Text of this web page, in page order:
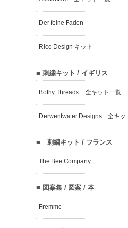
Der feine Faden
Rico Design キット
■ 刺繍キット / イギリス
Bothy Threads 全キット一覧
Derwentwater Designs 全キッ
■ 刺繍キット / フランス
The Bee Company
■ 図案集 / 図案 / 本
Fremme